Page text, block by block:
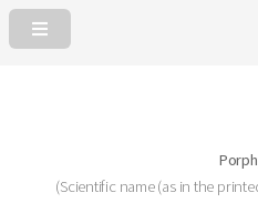
(Scientific name (as in the